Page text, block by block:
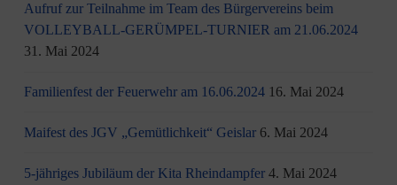
Aufruf zur Teilnahme im Team des Bürgervereins beim
VOLLEYBALL-GERÜMPEL-TURNIER am 21.06.2024
31. Mai 2024
Familienfest der Feuerwehr am 16.06.2024 16. Mai 2024
Maifest des JGV „Gemütlichkeit“ Geislar 6. Mai 2024
5-jähriges Jubiläum der Kita Rheindampfer 4. Mai 2024